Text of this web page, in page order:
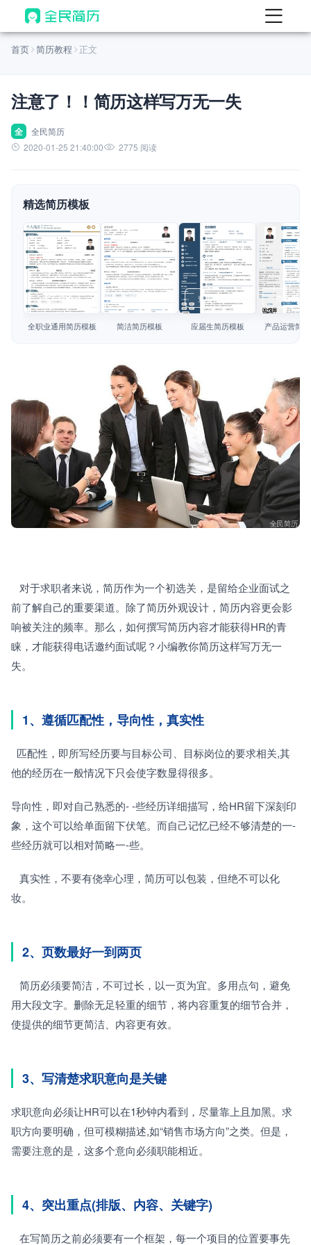
首页
AI 生成简历
AI 优化简历
AI 翻译简历
AI 模拟面试
面试自我介绍
AI 职场工具 New
简历模板
简历教程
首页 简历教程 正文
注意了！！简历这样写万无一失
全
全民简历
2020-01-25 21:40:00
2775 阅读
精选简历模板
查看模板
全职业通用简历模板
查看模板
简洁简历模板
查看模板
应届生简历模板
查看模板
产品运营简
前了解自己的重要渠道。除了简历外观设计，简历内容更会影
响被关注的频率。那么，如何撰写简历内容才能获得HR的青
睐，才能获得电话邀约面试呢？小编教你简历这样写万无一
失。
1、遵循匹配性，导向性，真实性
他的经历在一般情况下只会使字数显得很多。
导向性，即对自己熟悉的- -些经历详细描写，给HR留下深刻印
象，这个可以给单面留下伏笔。而自己记忆已经不够清楚的一-
些经历就可以相对简略一-些。
妆。
2、页数最好一到两页
用大段文字。删除无足轻重的细节，将内容重复的细节合并，
使提供的细节更简洁、内容更有效。
3、写清楚求职意向是关键
求职意向必须让HR可以在1秒钟内看到，尽量靠上且加黑。求
职方向要明确，但可模糊描述,如“销售市场方向”之类。但是，
需要注意的是，这多个意向必须职能相近。
4、突出重点(排版、内容、关键字)